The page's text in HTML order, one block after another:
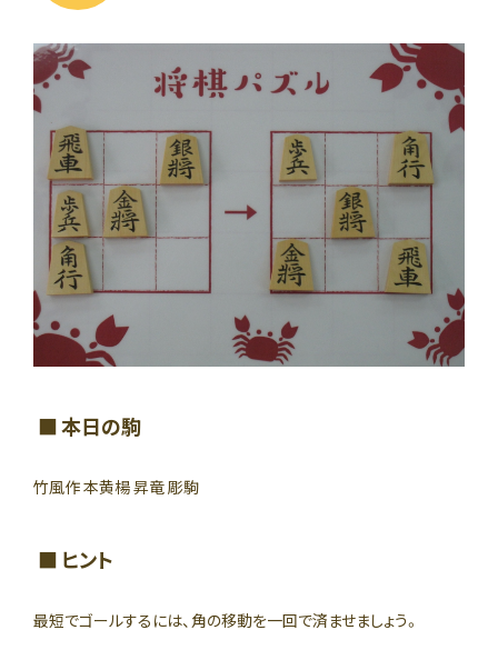
本日の駒
竹風作 本黄楊 昇竜 彫駒
ヒント
最短でゴールするには、角の移動を一回で済ませましょう。